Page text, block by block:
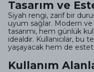
Tasarım ve
Siyah rengi, zarif bir
uyum sağlar. Modern ve
tasarımı, hem günlük
idealdir. Kullanıcılar,
yaşayacak hem de
Kullanım